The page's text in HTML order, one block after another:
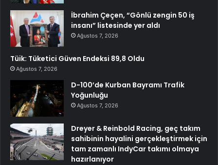
İbrahim Çeçen, “Gönlü zengin 50 iş
insanı” listesinde yer aldı
Ağustos 7, 2026
Tüik: Tüketici Güven Endeksi 89,8 Oldu
Ağustos 7, 2026
D-100’de Kurban Bayramı Trafik
Yoğunluğu
Ağustos 7, 2026
Dreyer & Reinbold Racing, geç takım
sahibinin hayalini gerçekleştirmek için
tam zamanlı IndyCar takımı olmaya
hazırlanıyor